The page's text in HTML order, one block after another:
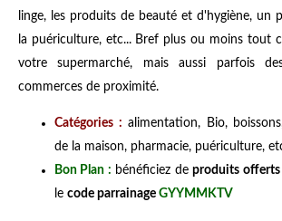
linge, les produits de beauté et d'hygiène, un
la puériculture, etc... Bref plus ou moins tout
votre supermarché, mais aussi parfois
commerces de proximité.
Catégories : alimentation, Bio,
de la maison, pharmacie, puériculture,
Bon Plan : bénéficiez deproduits offerts
le code parrainage GYYMMKTV